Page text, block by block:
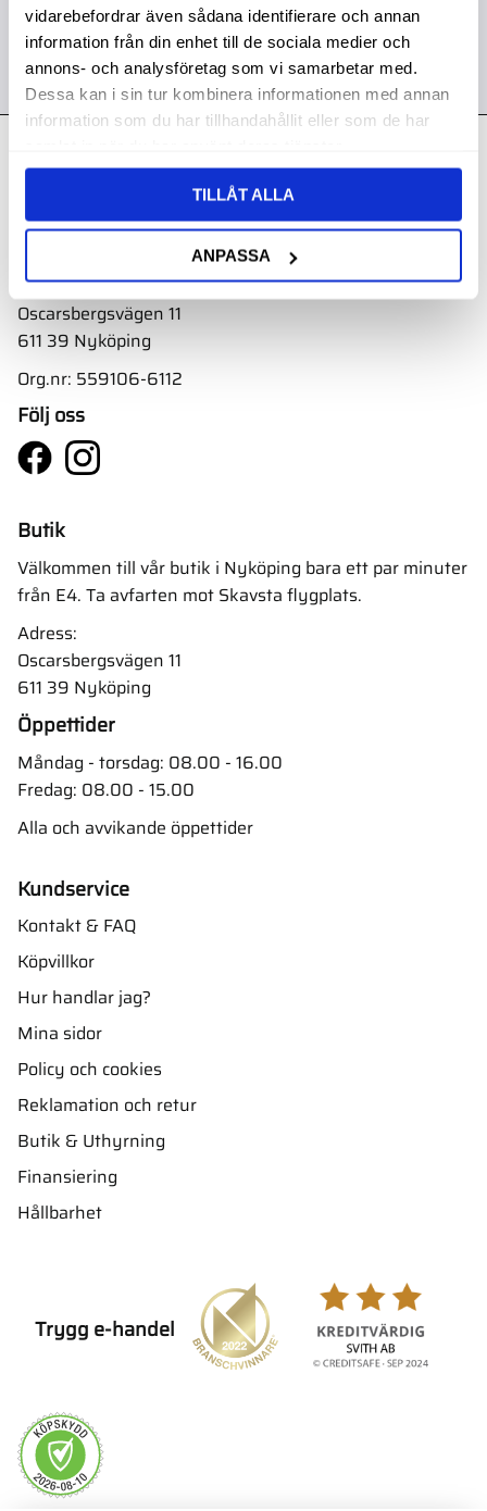
vidarebefordrar även sådana identifierare och annan
information från din enhet till de sociala medier och
annons- och analysföretag som vi samarbetar med.
Dessa kan i sin tur kombinera informationen med annan
information som du har tillhandahållit eller som de har
TILLÅT ALLA
ANPASSA
Kontakt
Telefon:0155-332 05
E-post:order@svith.se
Oscarsbergsvägen 11
611 39 Nyköping
Org.nr: 559106-6112
Följ oss
Butik
Välkommen till vår butik i Nyköping bara ett par minuter
från E4. Ta avfarten mot Skavsta flygplats.
Adress:
Oscarsbergsvägen 11
611 39 Nyköping
Öppettider
Måndag - torsdag: 08.00 - 16.00
Fredag: 08.00 - 15.00
Alla och avvikande öppettider
Kundservice
Kontakt & FAQ
Köpvillkor
Hur handlar jag?
Mina sidor
Policy och cookies
Reklamation och retur
Butik & Uthyrning
Finansiering
Hållbarhet
Trygg e-handel